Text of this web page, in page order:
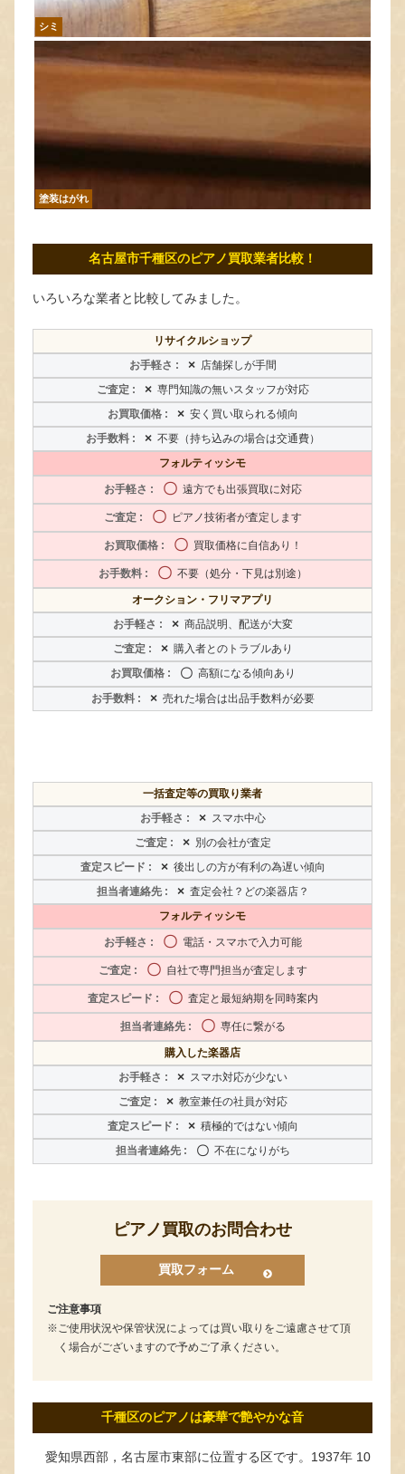
シミ
塗装はがれ
名古屋市千種区のピアノ買取業者比較！
いろいろな業者と比較してみました。
リサイクルショップ
× 店舗探しが手間
× 専門知識の無いスタッフが対応
× 安く買い取られる傾向
× 不要（持ち込みの場合は交通費）
フォルティッシモ
〇 遠方でも出張買取に対応
〇 ピアノ技術者が査定します
〇 買取価格に自信あり！
〇 不要（処分・下見は別途）
オークション・フリマアプリ
× 商品説明、配送が大変
× 購入者とのトラブルあり
〇 高額になる傾向あり
× 売れた場合は出品手数料が必要
一括査定等の買取り業者
× スマホ中心
× 別の会社が査定
× 後出しの方が有利の為遅い傾向
× 査定会社？どの楽器店？
フォルティッシモ
〇 電話・スマホで入力可能
〇 自社で専門担当が査定します
〇 査定と最短納期を同時案内
〇 専任に繋がる
購入した楽器店
× スマホ対応が少ない
× 教室兼任の社員が対応
× 積極的ではない傾向
〇 不在になりがち
ピアノ買取のお問合わせ
買取フォーム
ご注意事項
ご使用状況や保管状況によっては買い取りをご遠慮させて頂
く場合がございますので予めご了承ください。
千種区のピアノは豪華で艶やかな音
愛知県西部，名古屋市東部に位置する区です。1937年 10